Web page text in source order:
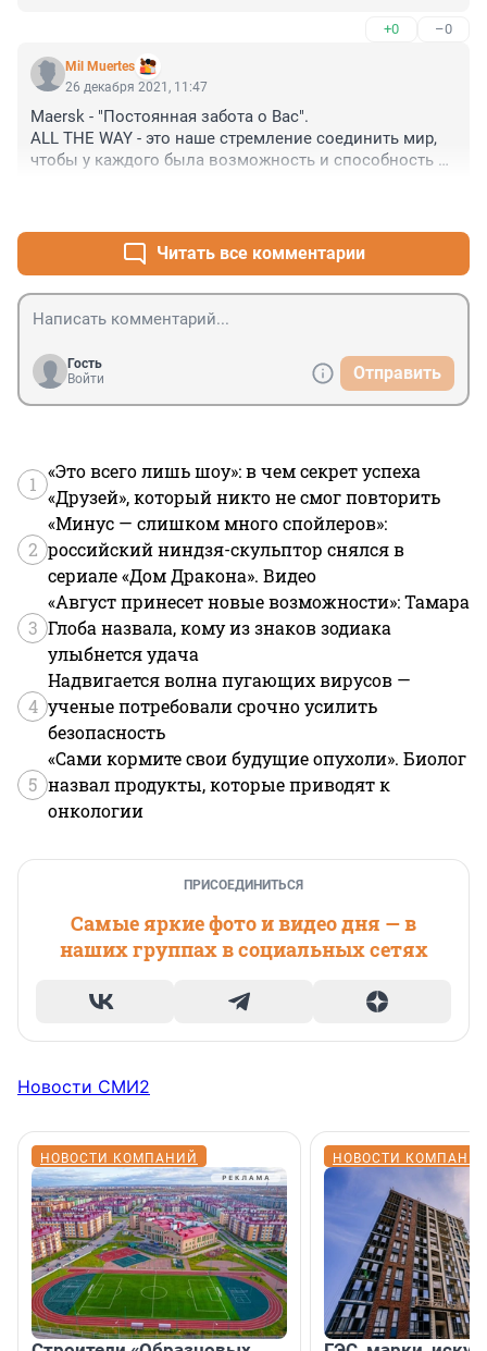
+0 –0
Mil Muertes
26 декабря 2021, 11:47
Maersk - "Постоянная забота о Вас".
ALL THE WAY - это наше стремление соединить мир,
чтобы у каждого была возможность и способность
Читать все комментарии
Гость
Войти
Отправить
1
«Это всего лишь шоу»: в чем секрет успеха
«Друзей», который никто не смог повторить
2
«Минус — слишком много спойлеров»:
российский ниндзя-скульптор снялся в
сериале «Дом Дракона». Видео
3
«Август принесет новые возможности»: Тамара
Глоба назвала, кому из знаков зодиака
улыбнется удача
4
Надвигается волна пугающих вирусов —
ученые потребовали срочно усилить
безопасность
5
«Сами кормите свои будущие опухоли». Биолог
назвал продукты, которые приводят к
онкологии
ПРИСОЕДИНИТЬСЯ
Самые яркие фото и видео дня — в
наших группах в социальных сетях
Новости СМИ2
НОВОСТИ КОМПАНИЙ НОВОСТИ